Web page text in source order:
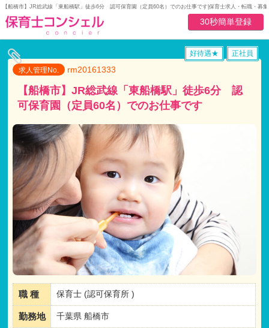
【船橋市】JR総武線「東船橋駅」徒歩6分 認可保育園（定員60名）でのお仕事です|保育士求人・転職・募
30秒簡単登録
求人管理No. rm20161333
【船橋市】JR総武線「東船橋駅」徒歩6分 認
可保育園（定員60名）でのお仕事です
好待遇★ 正社員
職 種 保育士 (認可保育所 )
勤務地 千葉県 船橋市